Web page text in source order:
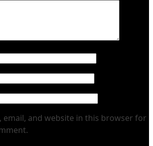
email, and website in this browser for